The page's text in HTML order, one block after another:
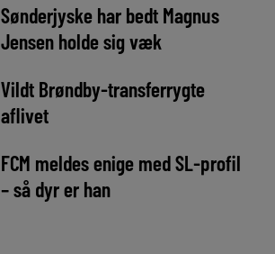
Sønderjyske har bedt Magnus
Jensen holde sig væk
Vildt Brøndby-transferrygte
aflivet
FCM meldes enige med SL-profil
– så dyr er han